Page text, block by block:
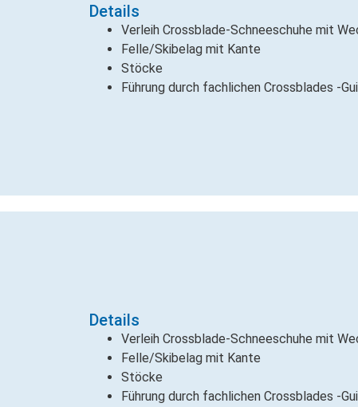
Details
Verleih Crossblade-Schneeschuhe mit
Felle/Skibelag mit Kante
Stöcke
Führung durch fachlichen Crossblades -
Details
Verleih Crossblade-Schneeschuhe mit
Felle/Skibelag mit Kante
Stöcke
Führung durch fachlichen Crossblades -